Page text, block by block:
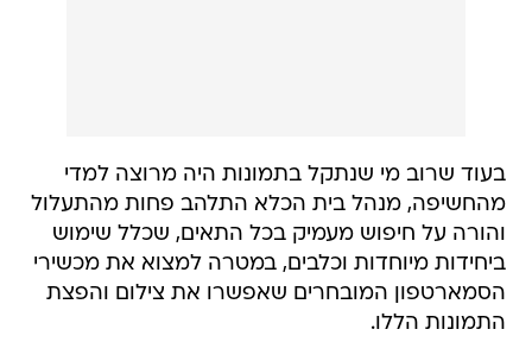
בעוד שרוב מי שנתקל בתמונות היה מרוצה למדי
מהחשיפה, מנהל בית הכלא התלהב פחות מהתעלול
והורה על חיפוש מעמיק בכל התאים, שכלל שימוש
ביחידות מיוחדות וכלבים, במטרה למצוא את מכשירי
הסמארטפון המובחרים שאפשרו את צילום והפצת
התמונות הללו.